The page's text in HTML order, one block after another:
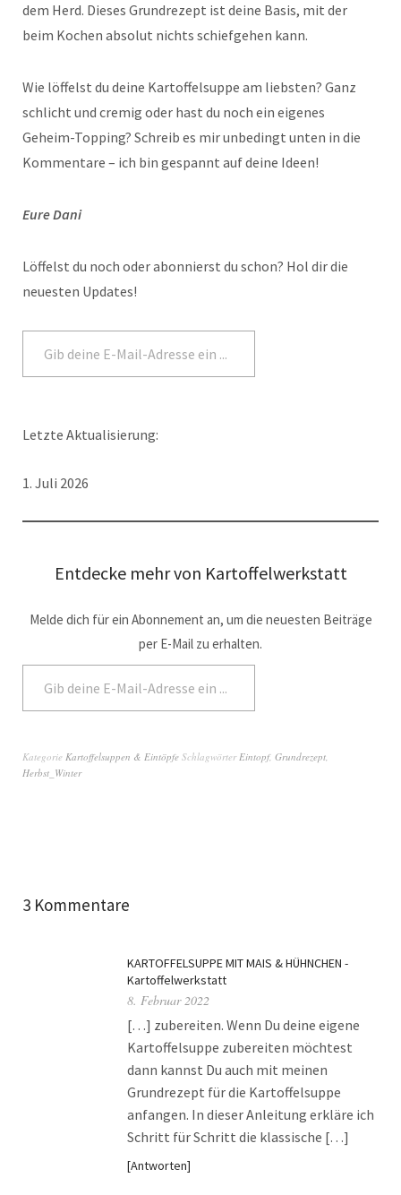
dem Herd. Dieses Grundrezept ist deine Basis, mit der
beim Kochen absolut nichts schiefgehen kann.
Wie löffelst du deine Kartoffelsuppe am liebsten? Ganz
schlicht und cremig oder hast du noch ein eigenes
Geheim-Topping? Schreib es mir unbedingt unten in die
Kommentare – ich bin gespannt auf deine Ideen!
Eure Dani
Löffelst du noch oder abonnierst du schon? Hol dir die
neuesten Updates!
Letzte Aktualisierung:
1. Juli 2026
Entdecke mehr von Kartoffelwerkstatt
Melde dich für ein Abonnement an, um die neuesten Beiträge
per E-Mail zu erhalten.
Kategorie Kartoffelsuppen & Eintöpfe SchlagwörterEintopf, Grundrezept,
Herbst_Winter
3 Kommentare
KARTOFFELSUPPE MIT MAIS & HÜHNCHEN -
Kartoffelwerkstatt
8. Februar 2022
[…] zubereiten. Wenn Du deine eigene
Kartoffelsuppe zubereiten möchtest
dann kannst Du auch mit meinen
Grundrezept für die Kartoffelsuppe
anfangen. In dieser Anleitung erkläre ich
Schritt für Schritt die klassische […]
Antworten